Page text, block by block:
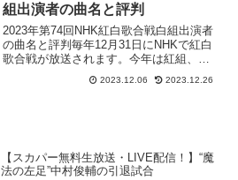
組出演者の曲名と評判
2023年第74回NHK紅白歌合戦白組出演者
の曲名と評判毎年12月31日にNHKで紅白
歌合戦が放送されます。今年は紅組、白
組それぞれ以下の方々が出演されます。
12月22日に、紅白歌合戦2023の曲目が発
2023.12.06 2023.12.26
【スカパー無料生放送・LIVE配信！】“魔
法の左足”中村俊輔の引退試合